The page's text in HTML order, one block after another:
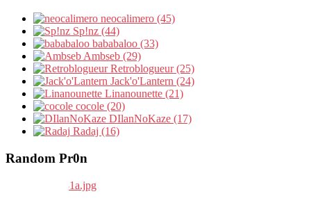
neocalimero (45)
Sp!nz (44)
bababaloo (33)
Ambseb (29)
Retroblogueur (25)
Jack'o'Lantern (24)
Linanounette (21)
cocole (20)
DIlanNoKaze (17)
Radaj (16)
Random Pr0n